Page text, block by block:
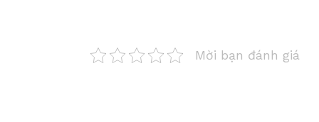
Mời bạn đánh giá